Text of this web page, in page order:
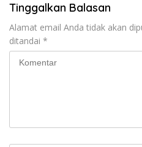
Tinggalkan Balasan
Alamat email Anda tidak akan
ditandai *